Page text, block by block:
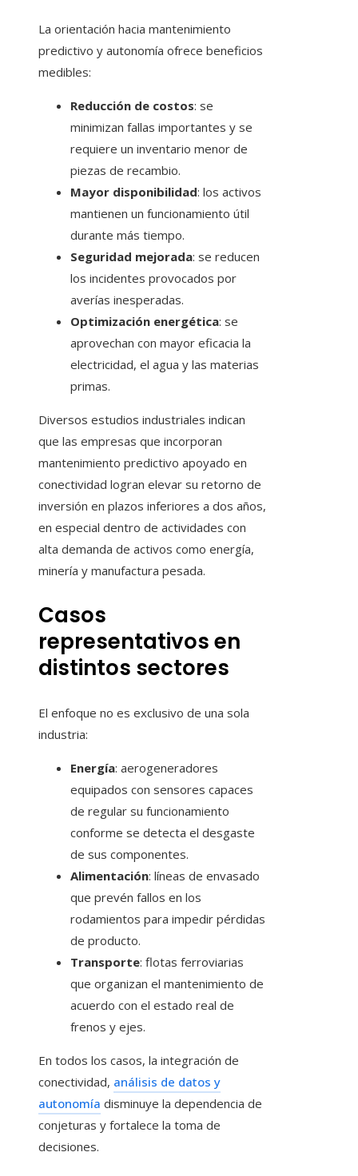
La orientación hacia mantenimiento
predictivo y autonomía ofrece beneficios
medibles:
Reducción de costos: se
minimizan fallas importantes y se
requiere un inventario menor de
piezas de recambio.
Mayor disponibilidad: los activos
mantienen un funcionamiento útil
durante más tiempo.
Seguridad mejorada: se reducen
los incidentes provocados por
averías inesperadas.
Optimización energética: se
aprovechan con mayor eficacia la
electricidad, el agua y las materias
primas.
Diversos estudios industriales indican
que las empresas que incorporan
mantenimiento predictivo apoyado en
conectividad logran elevar su retorno de
inversión en plazos inferiores a dos años,
en especial dentro de actividades con
alta demanda de activos como energía,
minería y manufactura pesada.
Casos
representativos en
distintos sectores
El enfoque no es exclusivo de una sola
industria:
Energía: aerogeneradores
equipados con sensores capaces
de regular su funcionamiento
conforme se detecta el desgaste
de sus componentes.
Alimentación: líneas de envasado
que prevén fallos en los
rodamientos para impedir pérdidas
de producto.
Transporte: flotas ferroviarias
que organizan el mantenimiento de
acuerdo con el estado real de
frenos y ejes.
En todos los casos, la integración de
conectividad, análisis de datos y
autonomía disminuye la dependencia de
conjeturas y fortalece la toma de
decisiones.